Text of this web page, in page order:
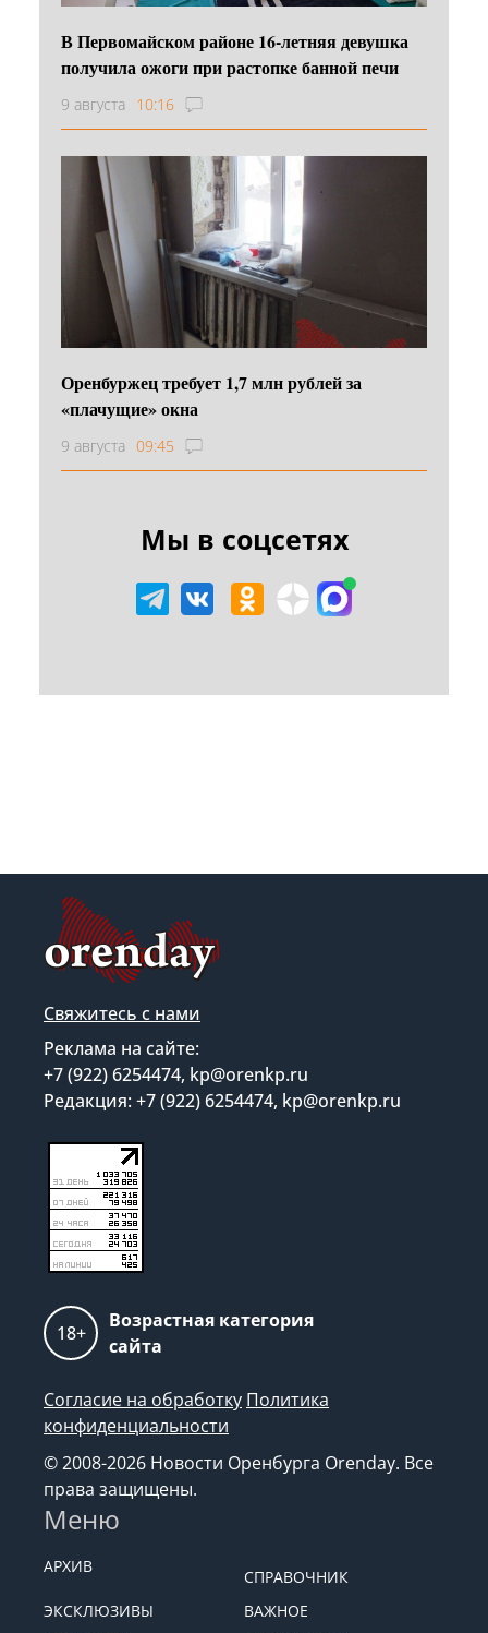
В Первомайском районе 16‑летняя девушка
получила ожоги при растопке банной печи
9 августа 10:16
Оренбуржец требует 1,7 млн рублей за
«плачущие» окна
9 августа 09:45
Мы в соцсетях
Свяжитесь с нами
Реклама на сайте:
+7 (922) 6254474, kp@orenkp.ru
Редакция: +7 (922) 6254474, kp@orenkp.ru
18+
Возрастная категория
сайта
Согласие на обработку Политика
конфиденциальности
© 2008-2026 Новости Оренбурга Orenday. Все
права защищены.
Меню
АРХИВ
СПРАВОЧНИК
ЭКСКЛЮЗИВЫ
ВАЖНОЕ